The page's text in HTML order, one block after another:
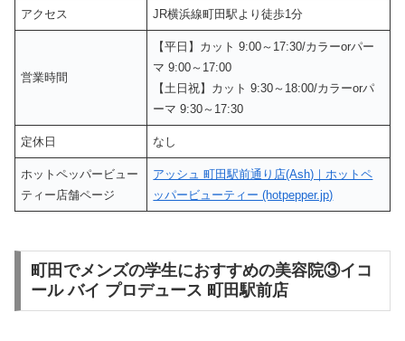
アクセス JR横浜線町田駅より徒歩1分
営業時間
【平日】カット 9:00～17:30/カラーorパー
マ 9:00～17:00
【土日祝】カット 9:30～18:00/カラーorパ
ーマ 9:30～17:30
定休日 なし
ホットペッパービュー
ティー店舗ページ
アッシュ 町田駅前通り店(Ash)｜ホットペ
ッパービューティー (hotpepper.jp)
町田でメンズの学生におすすめの美容院③イコ
ール バイ プロデュース 町田駅前店